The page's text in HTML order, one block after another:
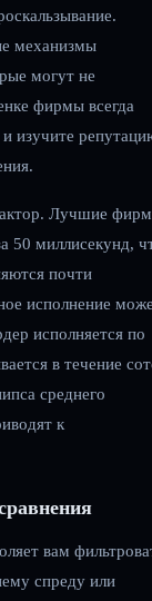
механизмы
могут не
фирмы всегда
и изучите
Лучшие
50 миллисекунд,
почти
исполнение
исполняется по
в течение
среднего
к
вам
спреду или